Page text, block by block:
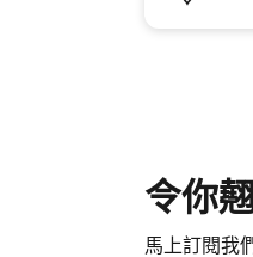
令你
馬上訂閱我